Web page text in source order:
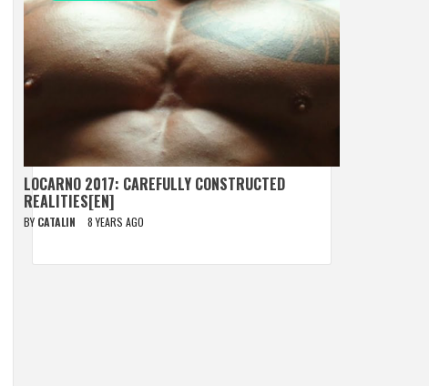
LOCARNO 2017: CAREFULLY CONSTRUCTED
REALITIES[EN]
BY CATALIN 8 YEARS AGO